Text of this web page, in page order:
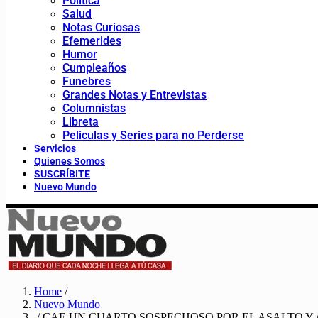
Salud
Notas Curiosas
Efemerides
Humor
Cumpleaños
Funebres
Grandes Notas y Entrevistas
Columnistas
Libreta
Peliculas y Series para no Perderse
Servicios
Quienes Somos
SUSCRÍBITE
Nuevo Mundo
Home /
Nuevo Mundo